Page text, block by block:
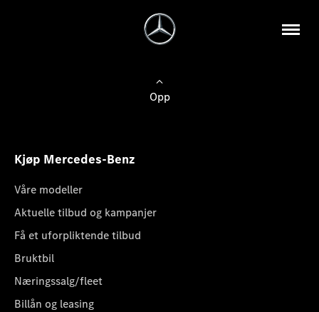
Opp
Kjøp Mercedes-Benz
Våre modeller
Aktuelle tilbud og kampanjer
Få et uforpliktende tilbud
Bruktbil
Næringssalg/fleet
Billån og leasing